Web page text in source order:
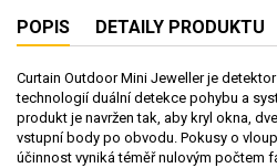
POPIS DETAILY PRODUKTU
Curtain Outdoor Mini Jeweller je
technologií duální detekce pohybu a
produkt je navržen tak, aby kryl okna,
vstupní body po obvodu. Pokusy o
účinnost vyniká téměř nulovým počtem